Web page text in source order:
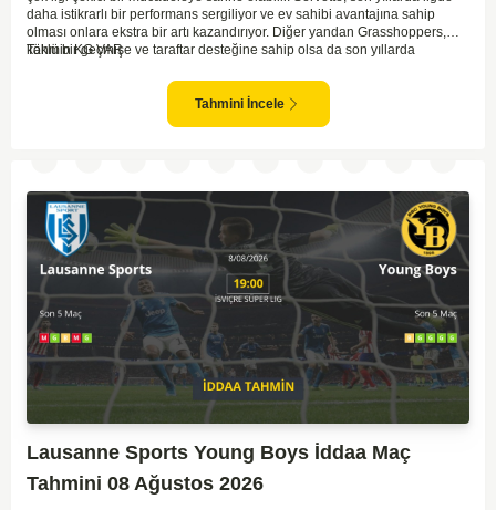
daha istikrarlı bir performans sergiliyor ve ev sahibi avantajına sahip
olması onlara ekstra bir artı kazandırıyor. Diğer yandan Grasshoppers,
köklü bir geçmişe ve taraftar desteğine sahip olsa da son yıllarda
genellikle maçlarda gol yollarında etkili olurken, Grasshoppers savunma
anlamında zaman zaman sorunlar yaşayabiliyor. Bu durumda,
karşılaşmanın gollü geçmesi muhtemel gözüküyor. İki takımın oyun tarzını
Tahmin KG VAR
Tahmini İncele
Lausanne Sports Young Boys İddaa Maç
Tahmini 08 Ağustos 2026